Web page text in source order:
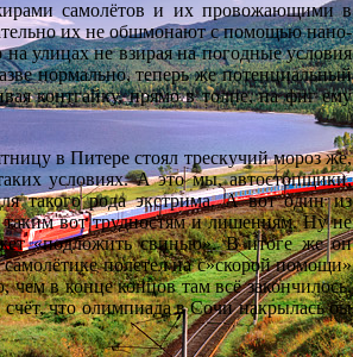
самолётов и их провожающими в
их не обшмонают с помощью нано-
улицах не взирая на погодные условия
нормально, теперь же потенциальный
контгайку, прямо в толпе, на фиг ему
в Питере стоял трескучий мороз же,
условиях. А это мы, автостопщики,
такого рода экстрима. А вот один из
таким вот трудностям и лишениям. Ну не
«подложить свинью». В итоге же он
полетел на с»скорой помощи»
в конце концов там всё закончилось,
что олимпиада в Сочи накрылась бы